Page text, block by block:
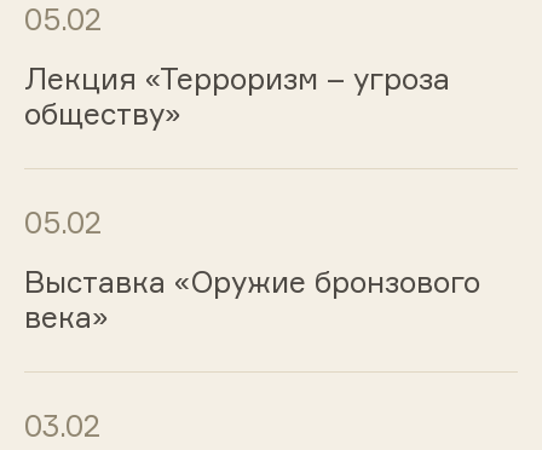
05.02
Лекция «Терроризм – угроза
обществу»
05.02
Выставка «Оружие бронзового
века»
03.02